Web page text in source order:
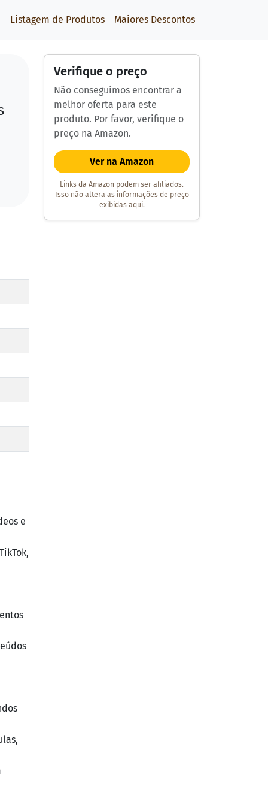
Listagem de Produtos Maiores Descontos
e
Verifique o preço
Não conseguimos encontrar a
melhor oferta para este
produto. Por favor, verifique o
preço na Amazon.
Ver na Amazon
Links da Amazon podem ser afiliados.
Isso não altera as informações de preço
exibidas aqui.